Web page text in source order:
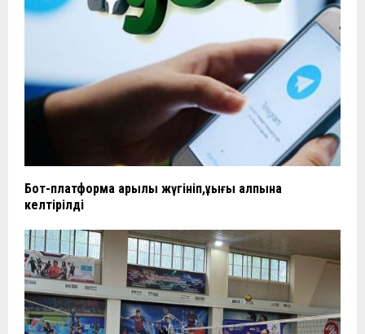
Бот-платформа арқылы жүгініп,құқығы қалпына
келтірілді